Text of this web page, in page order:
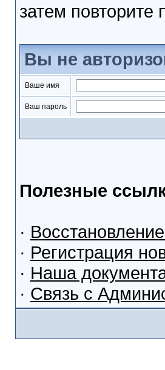
затем повторите
Вы не
Ваше имя
Ваш пароль
Полезные
·
· Регистрация
· Наша
· Связь с